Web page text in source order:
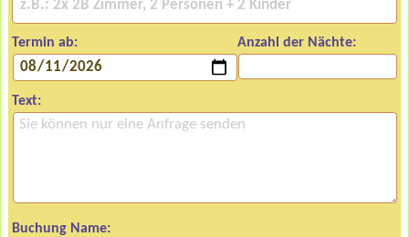
Termin ab: Anzahl der Nächte:
Text:
Buchung Name: